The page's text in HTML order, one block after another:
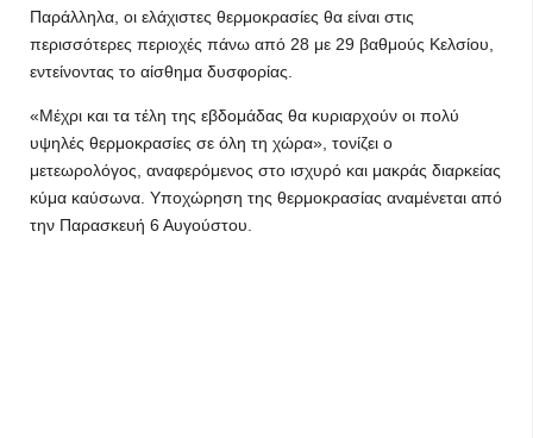
Παράλληλα, οι ελάχιστες θερμοκρασίες θα είναι στις
περισσότερες περιοχές πάνω από 28 με 29 βαθμούς Κελσίου,
εντείνοντας το αίσθημα δυσφορίας.
«Μέχρι και τα τέλη της εβδομάδας θα κυριαρχούν οι πολύ
υψηλές θερμοκρασίες σε όλη τη χώρα», τονίζει ο
μετεωρολόγος, αναφερόμενος στο ισχυρό και μακράς διαρκείας
κύμα καύσωνα. Υποχώρηση της θερμοκρασίας αναμένεται από
την Παρασκευή 6 Αυγούστου.